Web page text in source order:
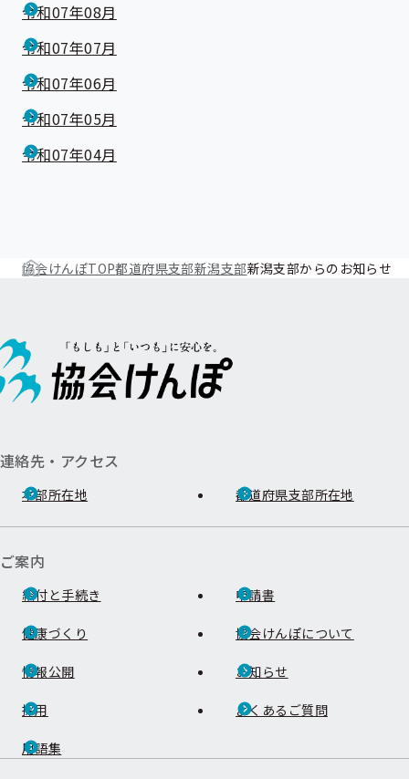
令和07年08月
令和07年07月
令和07年06月
令和07年05月
令和07年04月
協会けんぽTOP都道府県支部新潟支部新潟支部からのお知らせ
連絡先・アクセス
本部所在地 都道府県支部所在地
ご案内
給付と手続き 申請書
健康づくり 協会けんぽについて
情報公開 お知らせ
採用 よくあるご質問
用語集